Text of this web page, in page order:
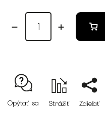
Opýtať sa Strážiť Zdieľať